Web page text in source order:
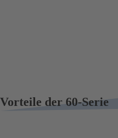
Vorteile der 60-Serie